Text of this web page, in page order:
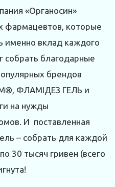
«Органосин»
фармацевтов, которые
именно вклад каждого
собрать благодарные
брендов
ФЛАМІДЕЗ ГЕЛЬ и
на нужды
И поставленная
– собрать для каждой
30 тысяч гривен (всего